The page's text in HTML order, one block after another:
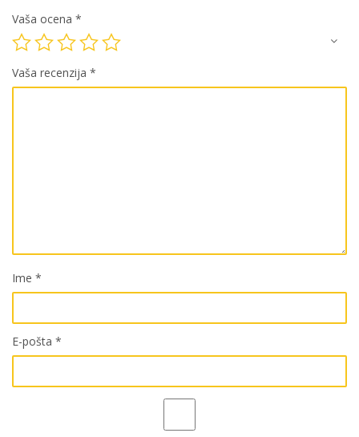
Vaša ocena *
Vaša recenzija *
Ime *
E-pošta *